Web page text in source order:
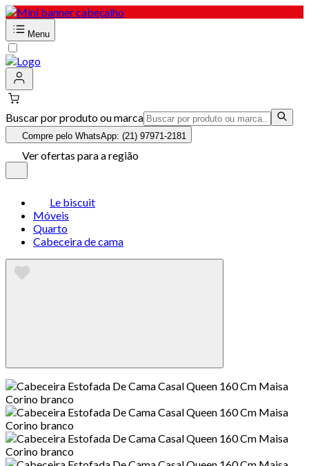
Menu
Buscar por produto ou marca
Compre pelo WhatsApp: (21) 97971-2181
Ver ofertas para a região
Le biscuit
Móveis
Quarto
Cabeceira de cama